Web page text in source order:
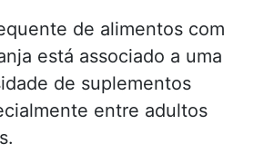
de alimentos com
está associado a uma
de suplementos
entre adultos